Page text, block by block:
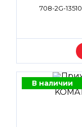
708-2G-13510
В наличии